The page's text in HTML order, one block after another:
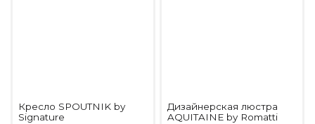
Кресло SPOUTNIK by
Signature
Дизайнерская люстра
AQUITAINE by Romatti